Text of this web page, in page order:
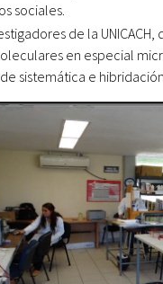
sociales.
de la
en especial
sistemática e